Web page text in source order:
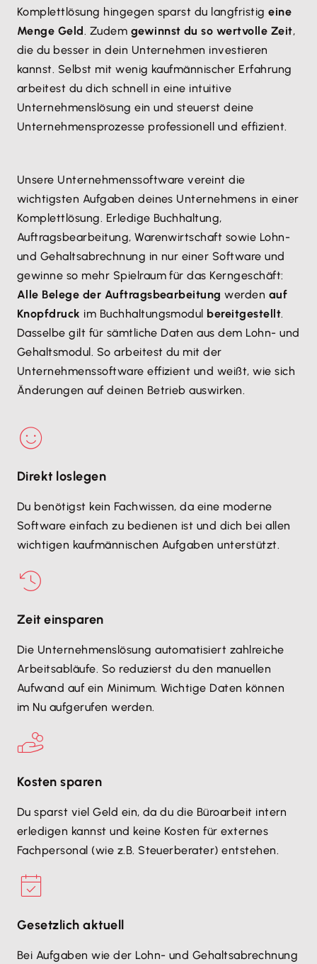
Komplettlösung hingegen sparst du langfristigeine
Menge Geld. Zudem gewinnst du so wertvolle Zeit,
die du besser in dein Unternehmen investieren
kannst. Selbst mit wenig kaufmännischer Erfahrung
arbeitest du dich schnell in eine intuitive
Unternehmenslösung ein und steuerst deine
Unternehmensprozesse professionell und effizient.
Unsere Unternehmenssoftware vereint die
wichtigsten Aufgaben deines Unternehmens in einer
Komplettlösung. Erledige Buchhaltung,
Auftragsbearbeitung, Warenwirtschaft sowie Lohn-
und Gehaltsabrechnung in nur einer Software und
gewinne so mehr Spielraum für das Kerngeschäft:
Alle Belege der Auftragsbearbeitung werden auf
Knopfdruck im Buchhaltungsmodul bereitgestellt.
Dasselbe gilt für sämtliche Daten aus dem Lohn- und
Gehaltsmodul. So arbeitest du mit der
Unternehmenssoftware effizient und weißt, wie sich
Änderungen auf deinen Betrieb auswirken.
Direkt loslegen
Du benötigst kein Fachwissen, da eine moderne
Software einfach zu bedienen ist und dich bei allen
wichtigen kaufmännischen Aufgaben unterstützt.
Zeit einsparen
Die Unternehmenslösung automatisiert zahlreiche
Arbeitsabläufe. So reduzierst du den manuellen
Aufwand auf ein Minimum. Wichtige Daten können
im Nu aufgerufen werden.
Kosten sparen
Du sparst viel Geld ein, da du die Büroarbeit intern
erledigen kannst und keine Kosten für externes
Fachpersonal (wie z.B. Steuerberater) entstehen.
Gesetzlich aktuell
Bei Aufgaben wie der Lohn- und Gehaltsabrechnung